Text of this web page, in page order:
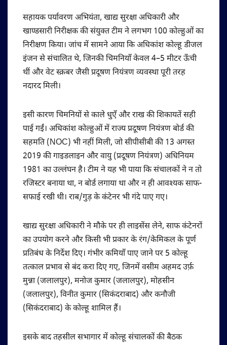
सहायक पर्यावरण अभियंता, खाद्य सुरक्षा अधिकारी और
खाण्डसारी निरीक्षक की संयुक्त टीम ने लगभग 100 कोल्हुओं का
निरीक्षण किया। जांच में सामने आया कि अधिकांश कोल्हू डीजल
इंजन से संचालित थे, जिनकी चिमनियाँ केवल 4–5 मीटर ऊँची
थीं और वेट स्क्रबर जैसी प्रदूषण नियंत्रण व्यवस्था पूरी तरह
नदारद मिली।
इसी कारण चिमनियों से काले धुएँ और राख की शिकायतें सही
पाई गईं। अधिकांश कोल्हुओं में राज्य प्रदूषण नियंत्रण बोर्ड की
सहमति (NOC) भी नहीं मिली, जो सीपीसीबी की 13 अगस्त
2019 की गाइडलाइन और वायु (प्रदूषण नियंत्रण) अधिनियम
1981 का उल्लंघन है। टीम ने यह भी पाया कि संचालकों ने न तो
रजिस्टर बनाया था, न बोर्ड लगाया था और न ही आवश्यक साफ-
सफाई रखी थी। राब/गुड़ के कंटेनर भी गंदे पाए गए।
खाद्य सुरक्षा अधिकारी ने मौके पर ही लाइसेंस लेने, साफ कंटेनरों
का उपयोग करने और किसी भी प्रकार के रंग/केमिकल के पूर्ण
प्रतिबंध के निर्देश दिए। गंभीर कमियाँ पाए जाने पर 5 कोल्हू
तत्काल प्रभाव से बंद करा दिए गए, जिनमें वसीम अहमद उर्फ़
मुन्ना (जलालपुर), मनोज कुमार (जलालपुर), मोहसीन
(जलालपुर), विनीत कुमार (सिकंदराबाद) और कनौजी
(सिकंदराबाद) के कोल्हू शामिल हैं।
इसके बाद तहसील सभागार में कोल्हू संचालकों की बैठक